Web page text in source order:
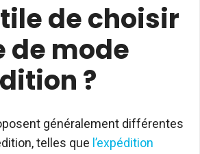
de choisir
de mode
?
généralement différentes
telles que l’expédition